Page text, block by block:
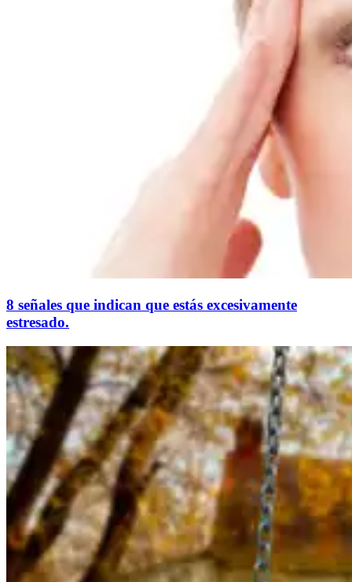
8 señales que indican que estás excesivamente
estresado.